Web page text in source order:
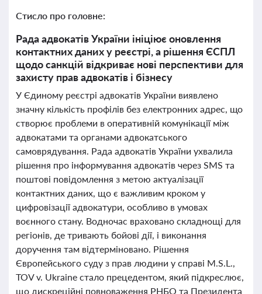
Стисло про головне:
Рада адвокатів України ініціює оновлення
контактних даних у реєстрі, а рішення ЄСПЛ
щодо санкцій відкриває нові перспективи для
захисту прав адвокатів і бізнесу
У Єдиному реєстрі адвокатів України виявлено
значну кількість профілів без електронних адрес, що
створює проблеми в оперативній комунікації між
адвокатами та органами адвокатського
самоврядування. Рада адвокатів України ухвалила
рішення про інформування адвокатів через SMS та
поштові повідомлення з метою актуалізації
контактних даних, що є важливим кроком у
цифровізації адвокатури, особливо в умовах
воєнного стану. Водночас враховано складнощі для
регіонів, де тривають бойові дії, і виконання
доручення там відтерміновано. Рішення
Європейського суду з прав людини у справі M.S.L.,
TOV v. Ukraine стало прецедентом, який підкреслює,
що дискреційні повноваження РНБО та Президента